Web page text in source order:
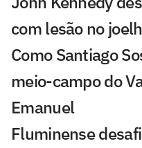
com lesão no
Como Santiago
meio-campo do
Emanuel
Fluminense